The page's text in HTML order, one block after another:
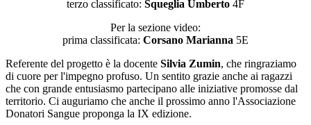
terzo classificato: Squeglia Umberto 4F
Per la sezione video:
prima classificata: Corsano Marianna 5E
Referente del progetto è la docente Silvia Zumin, che ringraziamo
di cuore per l'impegno profuso. Un sentito grazie anche ai ragazzi
che con grande entusiasmo partecipano alle iniziative promosse dal
territorio. Ci auguriamo che anche il prossimo anno l'Associazione
Donatori Sangue proponga la IX edizione.